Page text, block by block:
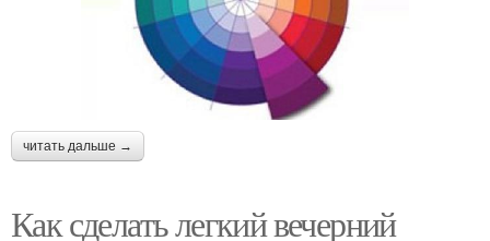
читать дальше →
Как сделать легкий вечерний